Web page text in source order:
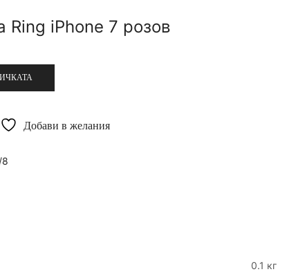
Ring iPhone 7 розов
Добави в желания
8
0.1 кг